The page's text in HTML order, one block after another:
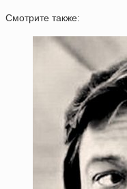
Смотрите также: